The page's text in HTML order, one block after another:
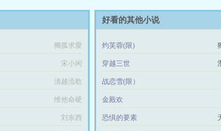
獨孤求愛
宋小闲
清越流歌
维他命硬
刘东西
好看的其他小说
灼芙蓉(限)
穿越三世
战恋雪(限）
金殿欢
恐惧的要素